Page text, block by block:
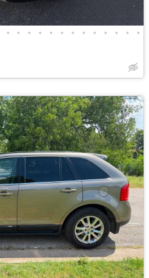
• • • • • • • • • • • • •